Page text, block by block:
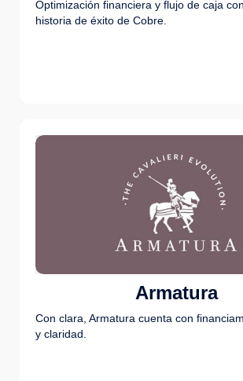
Optimización financiera y flujo de caja
historia de éxito de Cobre.
Armatura
Con clara, Armatura cuenta con
y claridad.